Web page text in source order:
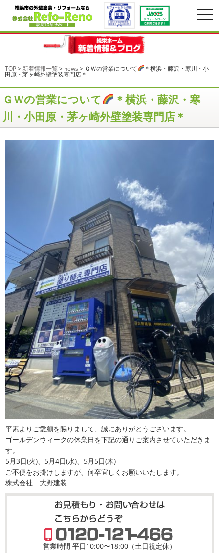
TOP> 新着情報一覧> news > ＧＷの営業について ＊横浜・藤沢・寒川・小
田原・茅ヶ崎外壁塗装専門店＊
ＧＷの営業について
＊横浜・藤沢・寒
川・小田原・茅ヶ崎外壁塗装専門店＊
平素よりご愛顧を賜りまして、誠にありがとうございます。
ゴールデンウィークの休業日を下記の通りご案内させていただきま
す。
5月3日(火)、5月4日(水)、5月5日(木)
ご不便をお掛けしますが、何卒宜しくお願いいたします。
株式会社 大野建装
営業時間 平日10:00〜18:00（土日祝定休）